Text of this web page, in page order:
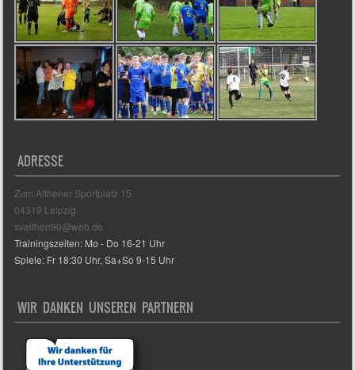
ADRESSE
Zum Althener Sportplatz 15,
04319 Leipzig
svalthen90@web.de
Trainingszeiten: Mo - Do 16-21 Uhr
Spiele: Fr 18:30 Uhr, Sa+So 9-15 Uhr
WIR DANKEN UNSEREN PARTNERN